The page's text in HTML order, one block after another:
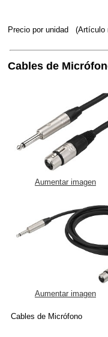
Precio por unidad (Artículo
Cables de
Aumentar imagen
Aumentar imagen
Cables de Micrófono